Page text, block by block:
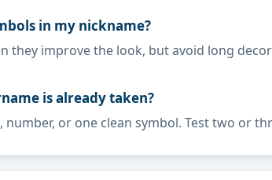
in my nickname?
they improve the look, but avoid long
is already taken?
number, or one clean symbol. Test two or